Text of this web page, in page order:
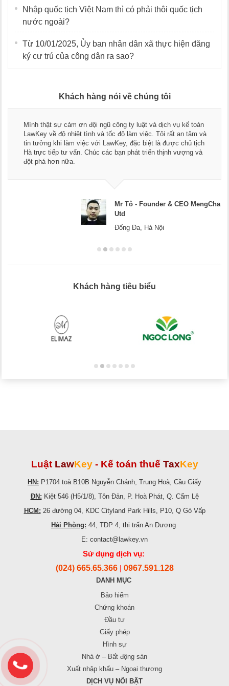
Nhập quốc tịch Việt Nam thì có phải thôi quốc tịch
nước ngoài?
Từ 10/01/2025, Ủy ban nhân dân xã thực hiện đăng
ký cư trú của công dân ra sao?
Khách hàng nói về chúng tôi
Mình thật sự cảm ơn đội ngũ công ty luật và dịch vụ kế toán
LawKey về độ nhiệt tình và tốc độ làm việc. Tôi rất an tâm và
tin tưởng khi làm việc với LawKey, đặc biệt là được chủ tịch
Hà trực tiếp tư vấn. Chúc các bạn phát triển thịnh vượng và
đột phá hơn nữa.
Mr Tô - Founder & CEO MengCha
Utd
Đống Đa, Hà Nội
Khách hàng tiêu biểu
Luật LawKey - Kế toán thuế TaxKey
HN: P1704 toà B10B Nguyễn Chánh, Trung Hoà, Cầu Giấy
ĐN: Kiệt 546 (H5/1/8), Tôn Đản, P. Hoà Phát, Q. Cẩm Lệ
HCM: 26 đường 04, KDC Cityland Park Hills, P10, Q Gò Vấp
Hải Phòng: 44, TDP 4, thị trấn An Dương
E: contact@lawkey.vn
Sử dụng dịch vụ:
(024) 665.65.366 0967.591.128
DANH MỤC
Bảo hiểm
Chứng khoán
Đầu tư
Giấy phép
Hình sự
Nhà ở – Bất động sản
Xuất nhập khẩu – Ngoại thương
DỊCH VỤ NỔI BẬT